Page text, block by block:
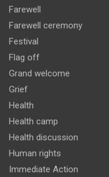
Farewell
Farewell ceremony
Festival
Flag off
Grand welcome
Grief
Health
Health camp
Health discussion
Human rights
Immediate Action